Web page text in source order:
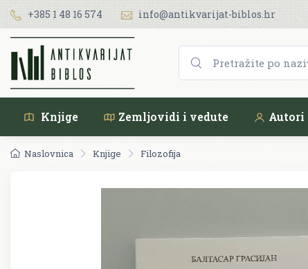
+385 1 48 16 574 info@antikvarijat-biblos.hr
Knjige Zemljovidi i vedute Autori
Naslovnica Knjige Filozofija